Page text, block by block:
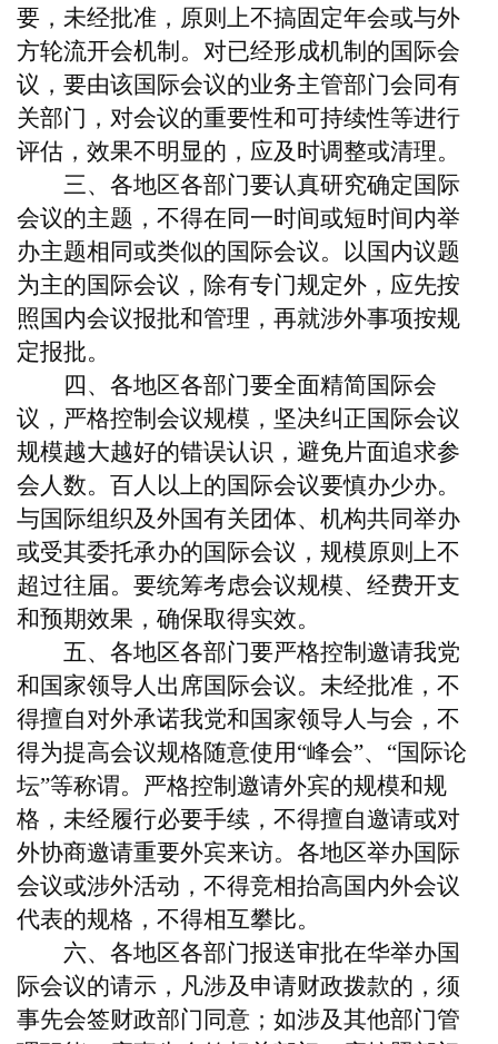
要，未经批准，原则上不搞固定年会或与外
方轮流开会机制。对已经形成机制的国际会
议，要由该国际会议的业务主管部门会同有
关部门，对会议的重要性和可持续性等进行
评估，效果不明显的，应及时调整或清理。
三、各地区各部门要认真研究确定国际
会议的主题，不得在同一时间或短时间内举
办主题相同或类似的国际会议。以国内议题
为主的国际会议，除有专门规定外，应先按
照国内会议报批和管理，再就涉外事项按规
定报批。
四、各地区各部门要全面精简国际会
议，严格控制会议规模，坚决纠正国际会议
规模越大越好的错误认识，避免片面追求参
会人数。百人以上的国际会议要慎办少办。
与国际组织及外国有关团体、机构共同举办
或受其委托承办的国际会议，规模原则上不
超过往届。要统筹考虑会议规模、经费开支
和预期效果，确保取得实效。
五、各地区各部门要严格控制邀请我党
和国家领导人出席国际会议。未经批准，不
得擅自对外承诺我党和国家领导人与会，不
得为提高会议规格随意使用“峰会”、“国际论
坛”等称谓。严格控制邀请外宾的规模和规
格，未经履行必要手续，不得擅自邀请或对
外协商邀请重要外宾来访。各地区举办国际
会议或涉外活动，不得竞相抬高国内外会议
代表的规格，不得相互攀比。
六、各地区各部门报送审批在华举办国
际会议的请示，凡涉及申请财政拨款的，须
事先会签财政部门同意；如涉及其他部门管